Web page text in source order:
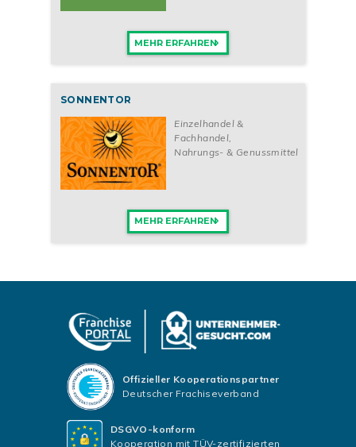
MEHR ERFAHREN
SONNENTOR
Einzelhandel &
Fachhandel,
Nahrungs- & Genussmittel
MEHR ERFAHREN
Offizieller Kooperationspartner
Deutscher Frachiseverband
DSGVO-konform
Kooperation mit TÜV-zertifizierten